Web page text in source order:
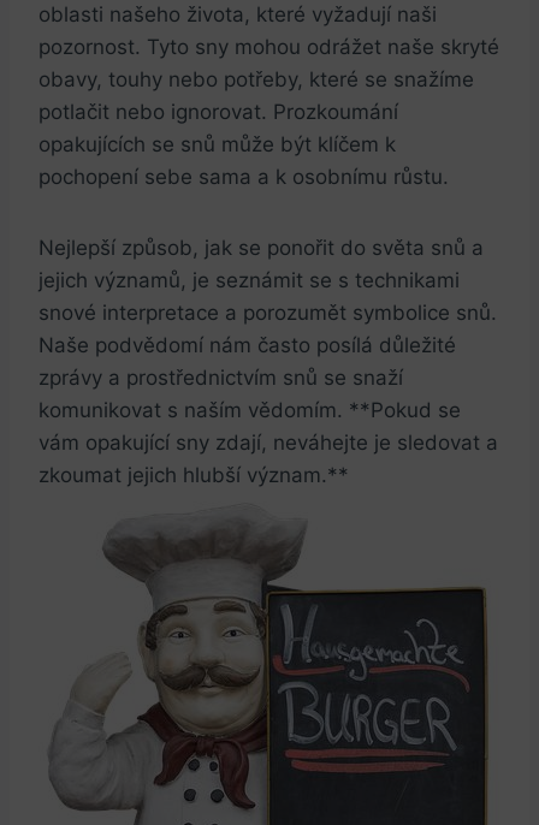
oblasti našeho života, které vyžadují naši
pozornost. Tyto sny mohou odrážet naše skryté
obavy, touhy nebo potřeby, které se snažíme
potlačit nebo ignorovat. Prozkoumání
opakujících se snů může být klíčem k
pochopení sebe sama a k osobnímu růstu.
Nejlepší způsob, jak se ponořit do světa snů a
jejich významů, je seznámit se s technikami
snové interpretace a porozumět symbolice snů.
Naše podvědomí nám často posílá důležité
zprávy a prostřednictvím snů se snaží
komunikovat s naším vědomím. **Pokud se
vám opakující sny zdají, neváhejte je sledovat a
zkoumat jejich hlubší význam.**